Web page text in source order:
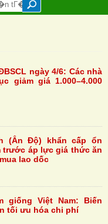
ngày 4/6: Các nhà
giảm giá 1.000–4.000
(Ấn Độ) khẩn cấp ổn
trước áp lực giá thức ăn
lao dốc
giống Việt Nam: Biến
tối ưu hóa chi phí